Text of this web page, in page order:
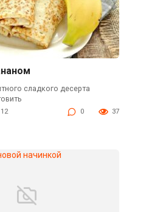
сладкого десерта
12 0 37